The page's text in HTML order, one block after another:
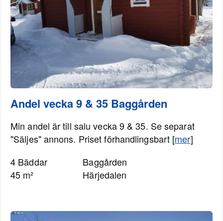
Andel vecka 9 & 35 Baggården
Min andel är till salu vecka 9 & 35. Se separat
"Säljes" annons. Priset förhandlingsbart [mer]
4 Bäddar
45 m²
Baggården
Härjedalen